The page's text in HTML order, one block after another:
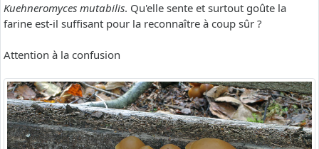
Kuehneromyces mutabilis. Qu'elle sente et surtout goûte la
farine est-il suffisant pour la reconnaître à coup sûr ?
Attention à la confusion